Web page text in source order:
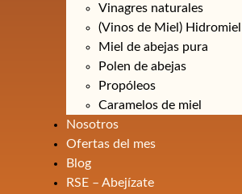
Vinagres naturales
(Vinos de Miel) Hidromiel
Miel de abejas pura
Polen de abejas
Propóleos
Caramelos de miel
Nosotros
Ofertas del mes
Blog
RSE – Abejízate